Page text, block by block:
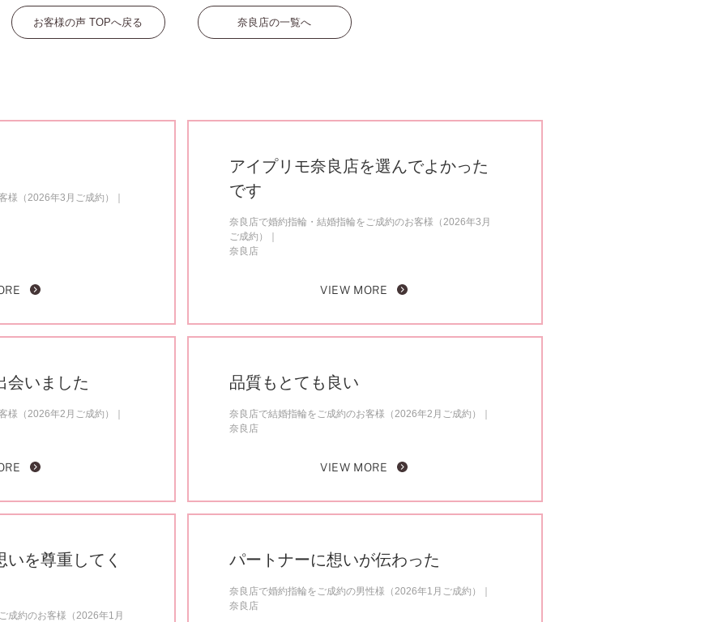
お客様の声 TOPへ戻る 奈良店の一覧へ
様（2026年3月ご成約）
アイプリモ奈良店を選んでよかった
です
奈良店で婚約指輪・結婚指輪をご成約のお客様（2026年3月
ご成約）
奈良店
VIEW MORE
会いました
様（2026年2月ご成約）
品質もとても良い
奈良店で結婚指輪をご成約のお客様（2026年2月ご成約）
奈良店
VIEW MORE
を尊重してく
成約のお客様（2026年1月
パートナーに想いが伝わった
奈良店で婚約指輪をご成約の男性様（2026年1月ご成約）
奈良店